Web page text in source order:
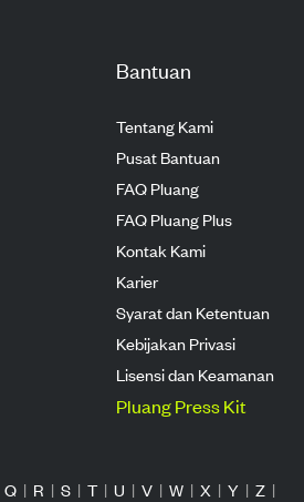
Bantuan
Tentang Kami
Pusat Bantuan
FAQ Pluang
FAQ Pluang Plus
Kontak Kami
Karier
Syarat dan Ketentuan
Kebijakan Privasi
Lisensi dan Keamanan
Pluang Press Kit
Q | R | S | T | U | V | W | X | Y | Z |